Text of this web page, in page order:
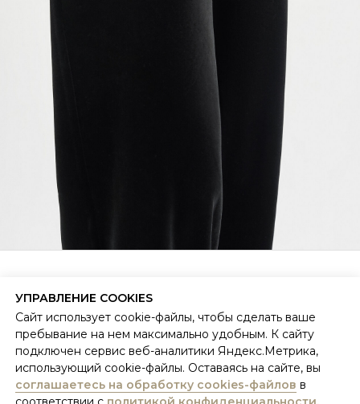
УПРАВЛЕНИЕ COOKIES
Сайт использует cookie-файлы, чтобы сделать ваше
пребывание на нем максимально удобным. К сайту
подключен сервис веб-аналитики Яндекс.Метрика,
использующий cookie-файлы. Оставаясь на сайте, вы
соглашаетесь на обработку cookies-файлов в
О БРЕНДЕ
Философия и ценности
Стать дилером
Контакты
ПОКУПАТЕЛЯМ
Система лояльности
Обратная связь
Доставка и возврат
Политика конфиденциальности
БЫТЬ ТЕМ, КТО ТЫ ЕСТЬ.